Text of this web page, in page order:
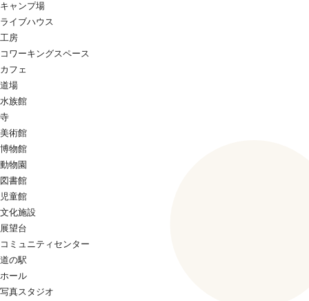
キャンプ場
ライブハウス
工房
コワーキングスペース
カフェ
道場
水族館
寺
美術館
博物館
動物園
図書館
児童館
文化施設
展望台
コミュニティセンター
道の駅
ホール
写真スタジオ